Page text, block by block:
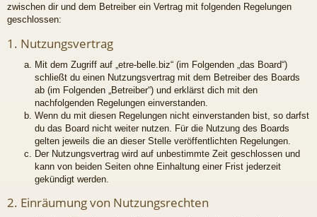
zwischen dir und dem Betreiber ein Vertrag mit folgenden Regelungen
geschlossen:
1. Nutzungsvertrag
Mit dem Zugriff auf „etre-belle.biz“ (im Folgenden „das Board“)
schließt du einen Nutzungsvertrag mit dem Betreiber des Boards
ab (im Folgenden „Betreiber“) und erklärst dich mit den
nachfolgenden Regelungen einverstanden.
Wenn du mit diesen Regelungen nicht einverstanden bist, so darfst
du das Board nicht weiter nutzen. Für die Nutzung des Boards
gelten jeweils die an dieser Stelle veröffentlichten Regelungen.
Der Nutzungsvertrag wird auf unbestimmte Zeit geschlossen und
kann von beiden Seiten ohne Einhaltung einer Frist jederzeit
gekündigt werden.
2. Einräumung von Nutzungsrechten